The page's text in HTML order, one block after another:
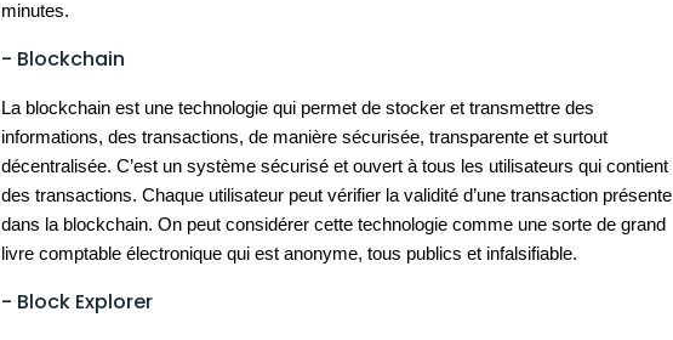
minutes.
- Blockchain
La blockchain est une technologie qui permet de stocker et transmettre des
informations, des transactions, de manière sécurisée, transparente et surtout
décentralisée. C’est un système sécurisé et ouvert à tous les utilisateurs qui contient
des transactions. Chaque utilisateur peut vérifier la validité d’une transaction présente
dans la blockchain. On peut considérer cette technologie comme une sorte de grand
livre comptable électronique qui est anonyme, tous publics et infalsifiable.
- Block Explorer